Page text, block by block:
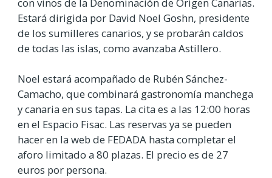
Estará dirigida por David Noel Goshn, presidente
de los sumilleres canarios, y se probarán caldos
de todas las islas, como avanzaba Astillero.
Noel estará acompañado de Rubén Sánchez-
Camacho, que combinará gastronomía manchega
y canaria en sus tapas. La cita es a las 12:00 horas
en el Espacio Fisac. Las reservas ya se pueden
hacer en la web de FEDADA hasta completar el
aforo limitado a 80 plazas. El precio es de 27
euros por persona.